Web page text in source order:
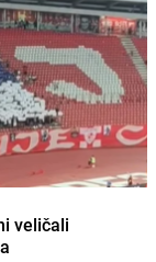
veličali